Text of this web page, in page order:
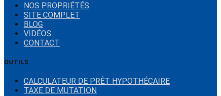
NOS PROPRIÉTÉS
SITE COMPLET
BLOG
VIDÉOS
CONTACT
OUTILS
CALCULATEUR DE PRÊT HYPOTHÉCAIRE
TAXE DE MUTATION